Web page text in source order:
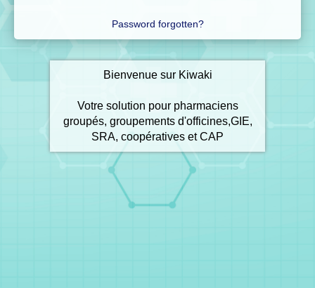
Password forgotten?
Bienvenue sur Kiwaki
Votre solution pour pharmaciens
groupés, groupements d'officines,GIE,
SRA, coopératives et CAP